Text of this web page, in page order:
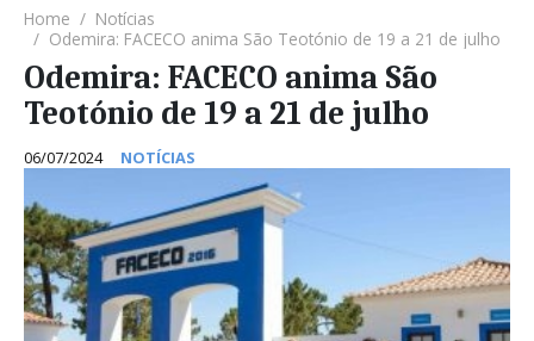
Home
Notícias
Odemira: FACECO anima São Teotónio de 19 a 21 de julho
Odemira: FACECO anima São
Teotónio de 19 a 21 de julho
06/07/2024 NOTÍCIAS